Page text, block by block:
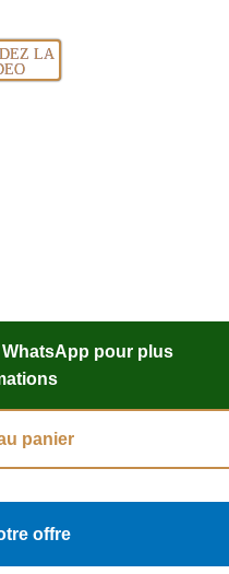
LA
pour plus
panier
offre